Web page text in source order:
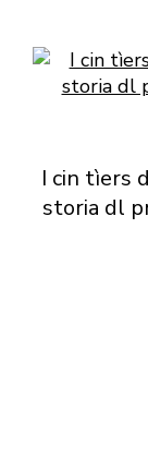
I cin tìers
storia dl